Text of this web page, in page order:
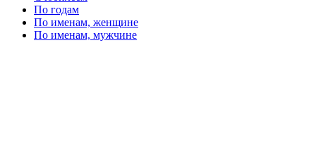
По годам
По именам, женщине
По именам, мужчине